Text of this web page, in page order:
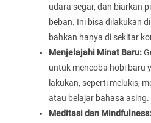
udara segar, dan biarkan
beban. Ini bisa dilakukan
bahkan hanya di sekitar
Menjelajahi Minat Baru:
untuk mencoba hobi baru
lakukan, seperti melukis,
atau belajar bahasa asing.
Meditasi dan Mindfulness: